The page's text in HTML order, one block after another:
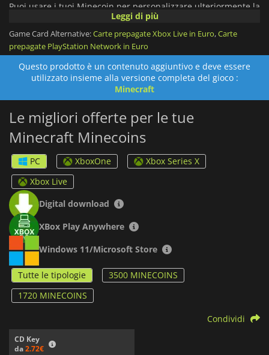
Puoi usare i tuoi Minecoin per personalizzare ulteriormente la
tua esperienza in Minecraft. Le monete spese saranno
immediatamente sottratte dal vostro portafoglio virtuale di
gioco e avrete accesso agli oggetti acquistati.
Leggi di più
Game Card Alternative:Carte prepagate Xbox Live in Euro,Carte
prepagate PlayStation Network in Euro
Questo prodotto è un contenuto aggiuntivo e deve essere
utilizzato insieme alla versione completa del gioco :
Minecraft
Le migliori offerte per le tue
Minecraft Minecoins
PC XboxOne
Xbox Series X
Xbox Live
Digital download
XBox Play Anywhere
Windows 11/Microsoft Store
Tutte le tipologie
3500 MINECOINS
1720 MINECOINS
CD Key
da2.72€
Condividi